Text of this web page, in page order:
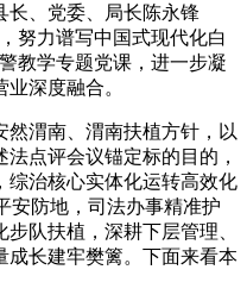
长、党委、局长陈永锋
努力谱写中国式现代化白
教学专题党课，进一步凝
深度融合。
渭南、渭南扶植方针，以
点评会议锚定标的目的，
综治核心实体化运转高效化
安防地，司法办事精准护
队扶植，深耕下层管理、
成长建牢樊篱。下面来看本